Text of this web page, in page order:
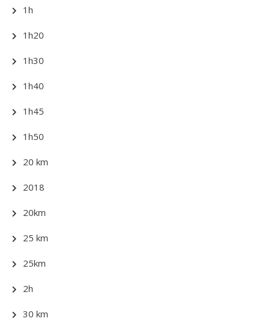
1h
1h20
1h30
1h40
1h45
1h50
20 km
2018
20km
25 km
25km
2h
30 km